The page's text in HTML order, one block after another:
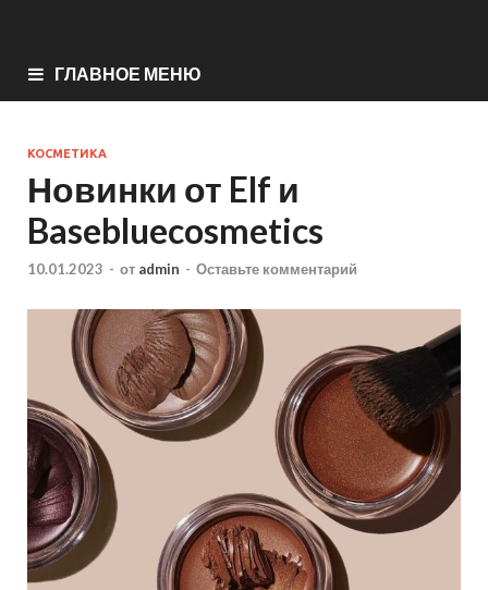
ГЛАВНОЕ МЕНЮ
КОСМЕТИКА
Новинки от Elf и
Basebluecosmetics
10.01.2023 - от admin - Оставьте комментарий